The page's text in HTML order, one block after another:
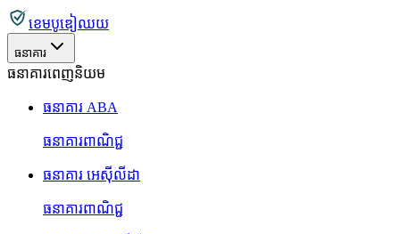
ខេមបូឌៀឈយ
ធនាគារ
ធនាគារពេញនិយម
ធនាគារ ABA
ធនាគារពាណិជ្ជ
ធនាគារ អេស៊ីលីដា
ធនាគារពាណិជ្ជ